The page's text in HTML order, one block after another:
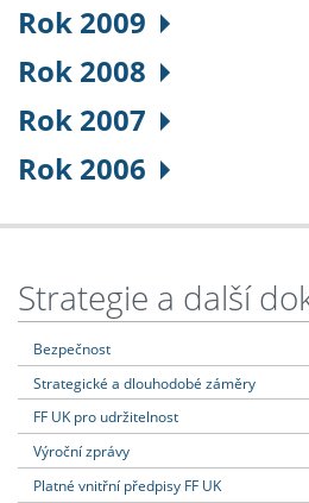
Rok 2009
Rok 2008
Rok 2007
Rok 2006
Strategie a další
Bezpečnost
Strategické a dlouhodobé záměry
FF UK pro udržitelnost
Výroční zprávy
Platné vnitřní předpisy FF UK